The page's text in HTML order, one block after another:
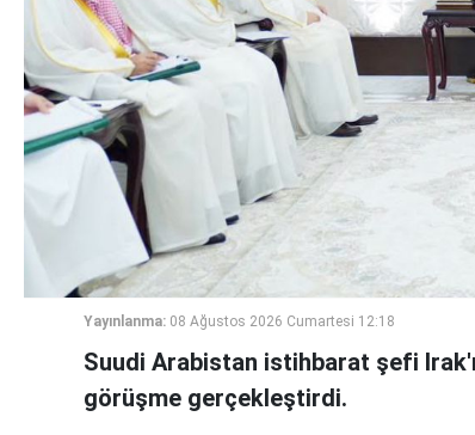
Yayınlanma: 08 Ağustos 2026 Cumartesi 12:18
Suudi Arabistan istihbarat şefi
görüşme gerçekleştirdi.